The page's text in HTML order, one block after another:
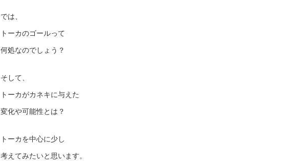
では、
トーカのゴールって
何処なのでしょう？
そして、
トーカがカネキに与えた
変化や可能性とは？
トーカを中心に少し
考えてみたいと思います。